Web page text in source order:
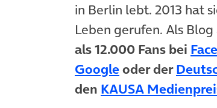
in Berlin lebt. 2013 hat
Leben gerufen. Als
als 12.000 Fans bei
Google(öffnet in
oder der
den KAUSA